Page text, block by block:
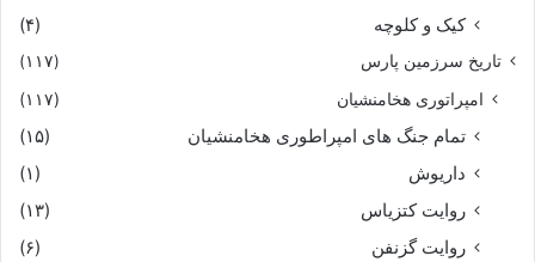
کیک و کلوچه
(۴)
تاریخ سرزمین پارس (۱۱۷)
امپراتوری هخامنشیان (۱۱۷)
تمام جنگ های امپراطوری هخامنشیان
(۱۵)
داریوش
(۱)
روایت کتزیاس
(۱۳)
روایت گزنفن
(۶)